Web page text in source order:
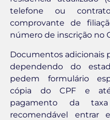
telefone ou
comprovante de
número de inscrição no
Documentos adicionais
dependendo do
pedem formulário
cópia do CPF e
pagamento da
recomendável